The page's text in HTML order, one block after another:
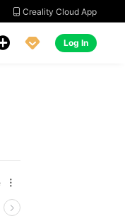
 Creality Cloud App
 Log In

V3 Plus